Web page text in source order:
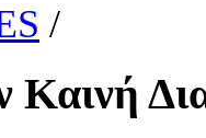
/
Καινή